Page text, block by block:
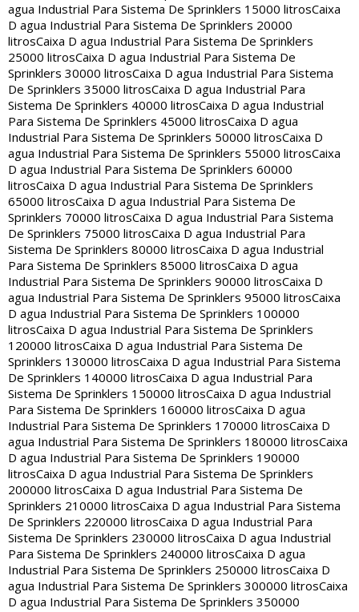
agua Industrial Para Sistema De Sprinklers 15000 litrosCaixa
D agua Industrial Para Sistema De Sprinklers 20000
litrosCaixa D agua Industrial Para Sistema De Sprinklers
25000 litrosCaixa D agua Industrial Para Sistema De
Sprinklers 30000 litrosCaixa D agua Industrial Para Sistema
De Sprinklers 35000 litrosCaixa D agua Industrial Para
Sistema De Sprinklers 40000 litrosCaixa D agua Industrial
Para Sistema De Sprinklers 45000 litrosCaixa D agua
Industrial Para Sistema De Sprinklers 50000 litrosCaixa D
agua Industrial Para Sistema De Sprinklers 55000 litrosCaixa
D agua Industrial Para Sistema De Sprinklers 60000
litrosCaixa D agua Industrial Para Sistema De Sprinklers
65000 litrosCaixa D agua Industrial Para Sistema De
Sprinklers 70000 litrosCaixa D agua Industrial Para Sistema
De Sprinklers 75000 litrosCaixa D agua Industrial Para
Sistema De Sprinklers 80000 litrosCaixa D agua Industrial
Para Sistema De Sprinklers 85000 litrosCaixa D agua
Industrial Para Sistema De Sprinklers 90000 litrosCaixa D
agua Industrial Para Sistema De Sprinklers 95000 litrosCaixa
D agua Industrial Para Sistema De Sprinklers 100000
litrosCaixa D agua Industrial Para Sistema De Sprinklers
120000 litrosCaixa D agua Industrial Para Sistema De
Sprinklers 130000 litrosCaixa D agua Industrial Para Sistema
De Sprinklers 140000 litrosCaixa D agua Industrial Para
Sistema De Sprinklers 150000 litrosCaixa D agua Industrial
Para Sistema De Sprinklers 160000 litrosCaixa D agua
Industrial Para Sistema De Sprinklers 170000 litrosCaixa D
agua Industrial Para Sistema De Sprinklers 180000 litrosCaixa
D agua Industrial Para Sistema De Sprinklers 190000
litrosCaixa D agua Industrial Para Sistema De Sprinklers
200000 litrosCaixa D agua Industrial Para Sistema De
Sprinklers 210000 litrosCaixa D agua Industrial Para Sistema
De Sprinklers 220000 litrosCaixa D agua Industrial Para
Sistema De Sprinklers 230000 litrosCaixa D agua Industrial
Para Sistema De Sprinklers 240000 litrosCaixa D agua
Industrial Para Sistema De Sprinklers 250000 litrosCaixa D
agua Industrial Para Sistema De Sprinklers 300000 litrosCaixa
D agua Industrial Para Sistema De Sprinklers 350000